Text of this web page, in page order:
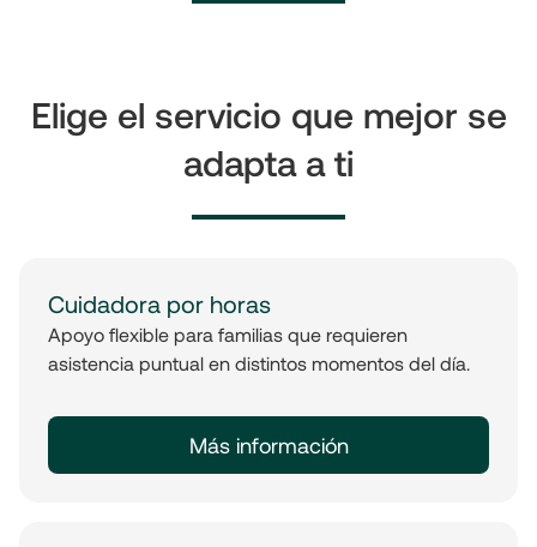
Elige el servicio que mejor se
adapta a ti
Cuidadora por horas
Apoyo flexible para familias que requieren
asistencia puntual en distintos momentos del día.
Más información